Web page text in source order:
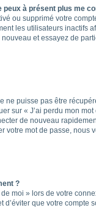
peux à présent plus me
ou supprimé votre
les utilisateurs inactifs
et essayez de
ne puisse pas être
sur « J’ai perdu mon
de nouveau
votre mot de passe, nous
?
moi » lors de votre
que votre compte